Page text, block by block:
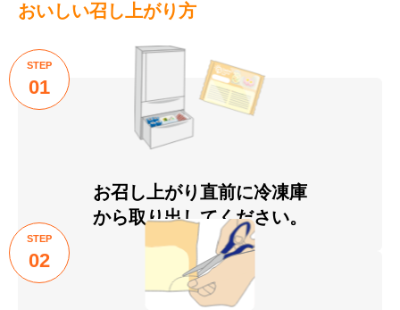
おいしい召し上がり方
STEP
01
お召し上がり直前に冷凍庫
から取り出してください。
STEP
02